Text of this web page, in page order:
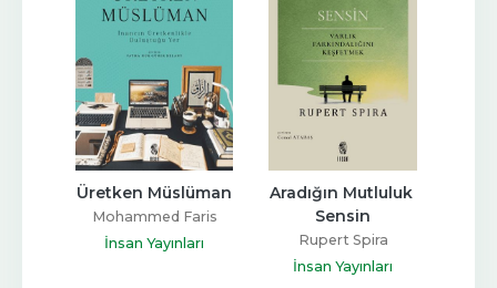
Üretken Müslüman
Mohammed Faris
İnsan Yayınları
Aradığın Mutluluk
Sensin
Rupert Spira
İnsan Yayınları